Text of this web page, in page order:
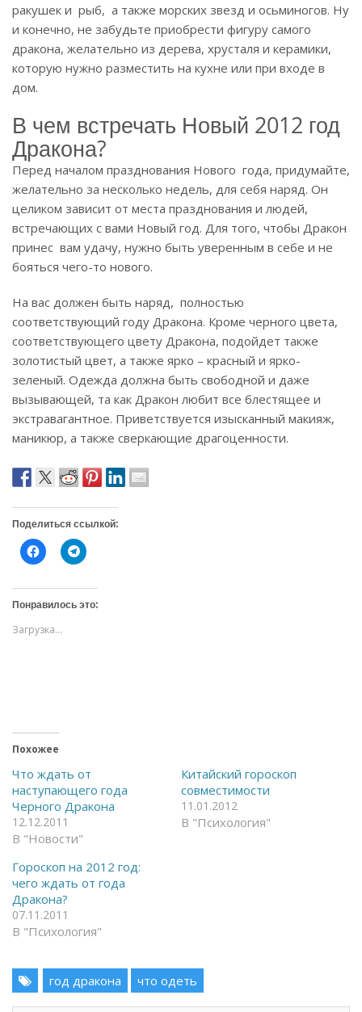
ракушек и рыб, а также морских звезд и осьминогов. Ну
и конечно, не забудьте приобрести фигуру самого
дракона, желательно из дерева, хрусталя и керамики,
которую нужно разместить на кухне или при входе в
дом.
В чем встречать Новый 2012 год
Дракона?
Перед началом празднования Нового года, придумайте,
желательно за несколько недель, для себя наряд. Он
целиком зависит от места празднования и людей,
встречающих с вами Новый год. Для того, чтобы Дракон
принес вам удачу, нужно быть уверенным в себе и не
бояться чего-то нового.
На вас должен быть наряд, полностью
соответствующий году Дракона. Кроме черного цвета,
соответствующего цвету Дракона, подойдет также
золотистый цвет, а также ярко – красный и ярко-
зеленый. Одежда должна быть свободной и даже
вызывающей, та как Дракон любит все блестящее и
экстравагантное. Приветствуется изысканный макияж,
маникюр, а также сверкающие драгоценности.
Поделиться ссылкой:
Н
а
и
т
е
ч
т
ь
а
F
a
c
e
b
o
(
О
т
к
р
ы
в
а
с
в
Н
а
и
т
е
с
я
в
T
e
e
a
m
(
р
ы
е
т
с
Понравилось это:
Загрузка...
Похожее
Что ждать от
наступающего года
Черного Дракона
12.12.2011
В "Новости"
Китайский гороскоп
совместимости
11.01.2012
В "Психология"
Гороскоп на 2012 год:
чего ждать от года
Дракона?
07.11.2011
В "Психология"
год дракона что одеть